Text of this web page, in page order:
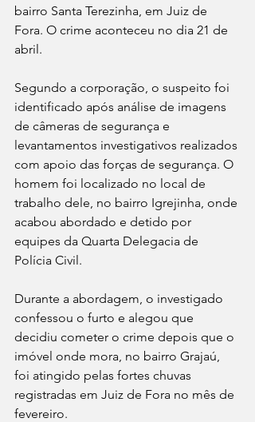
bairro Santa Terezinha, em Juiz de
Fora. O crime aconteceu no dia 21 de
abril.
Segundo a corporação, o suspeito foi
identificado após análise de imagens
de câmeras de segurança e
levantamentos investigativos realizados
com apoio das forças de segurança. O
homem foi localizado no local de
trabalho dele, no bairro Igrejinha, onde
acabou abordado e detido por
equipes da Quarta Delegacia de
Polícia Civil.
Durante a abordagem, o investigado
confessou o furto e alegou que
decidiu cometer o crime depois que o
imóvel onde mora, no bairro Grajaú,
foi atingido pelas fortes chuvas
registradas em Juiz de Fora no mês de
fevereiro.